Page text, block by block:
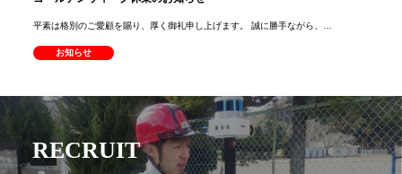
平素は格別のご愛顧を賜り、厚く御礼申し上げます。 誠に勝手ながら、…
お知らせ
RECRUIT